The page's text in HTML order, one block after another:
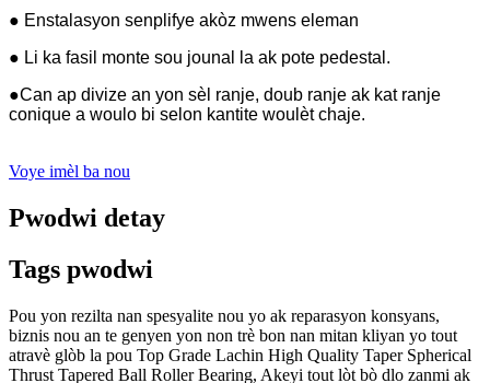
● Enstalasyon senplifye akòz mwens eleman
● Li ka fasil monte sou jounal la ak pote pedestal.
●Can ap divize an yon sèl ranje, doub ranje ak kat ranje
conique a woulo bi selon kantite woulèt chaje.
Voye imèl ba nou
Pwodwi detay
Tags pwodwi
Pou yon rezilta nan spesyalite nou yo ak reparasyon konsyans,
biznis nou an te genyen yon non trè bon nan mitan kliyan yo tout
atravè glòb la pou Top Grade Lachin High Quality Taper Spherical
Thrust Tapered Ball Roller Bearing, Akeyi tout lòt bò dlo zanmi ak